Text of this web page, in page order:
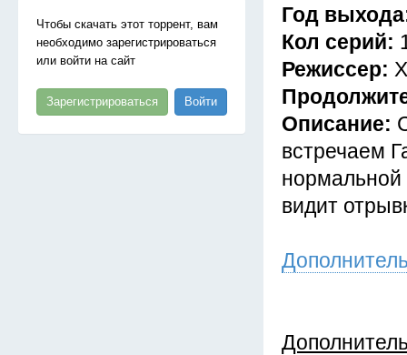
Чтобы скачать этот торрент, вам
необходимо зарегистрироваться
или войти на сайт
Зарегистрироваться Войти
Год
Кол серий:
Режиссер:
Описание:
встречаем
нормальной
видит